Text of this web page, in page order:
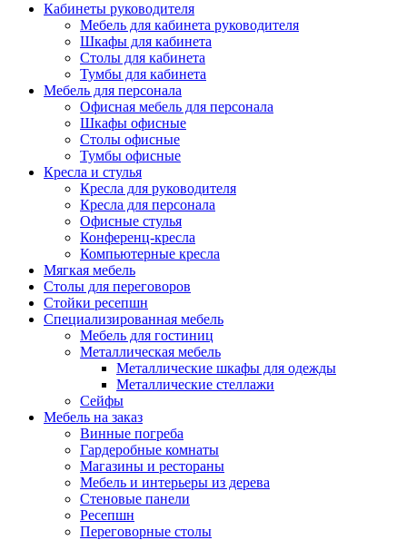
Кабинеты руководителя
Мебель для кабинета руководителя
Шкафы для кабинета
Столы для кабинета
Тумбы для кабинета
Мебель для персонала
Офисная мебель для персонала
Шкафы офисные
Столы офисные
Тумбы офисные
Кресла и стулья
Кресла для руководителя
Кресла для персонала
Офисные стулья
Конференц-кресла
Компьютерные кресла
Мягкая мебель
Столы для переговоров
Стойки ресепшн
Специализированная мебель
Мебель для гостиниц
Металлическая мебель
Металлические шкафы для одежды
Металлические стеллажи
Сейфы
Мебель на заказ
Винные погреба
Гардеробные комнаты
Магазины и рестораны
Мебель и интерьеры из дерева
Стеновые панели
Ресепшн
Переговорные столы